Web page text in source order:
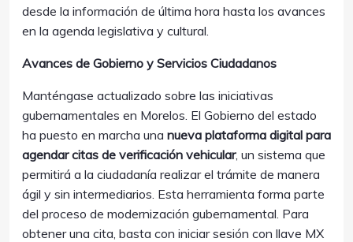
desde la información de última hora hasta los avances
en la agenda legislativa y cultural.
Avances de Gobierno y Servicios Ciudadanos
Manténgase actualizado sobre las iniciativas
gubernamentales en Morelos. El Gobierno del estado
ha puesto en marcha una nueva plataforma digital para
agendar citas de verificación vehicular, un sistema que
permitirá a la ciudadanía realizar el trámite de manera
ágil y sin intermediarios. Esta herramienta forma parte
del proceso de modernización gubernamental. Para
obtener una cita, basta con iniciar sesión con llave MX